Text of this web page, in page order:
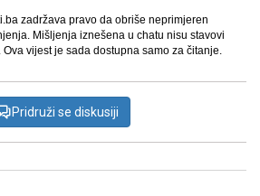
zadržava pravo da obriše neprimjeren
Mišljenja iznešena u chatu nisu stavovi
vijest je sada dostupna samo za čitanje.
Pridruži se diskusiji